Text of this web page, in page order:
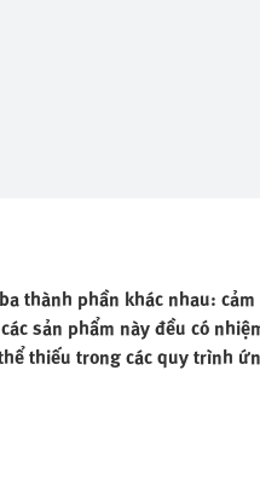
thành phần khác nhau:
sản phẩm này đều có
thiếu trong các quy trình